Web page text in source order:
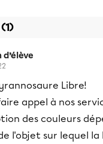
Libre!
appel à nos
des couleurs
l'objet sur lequel